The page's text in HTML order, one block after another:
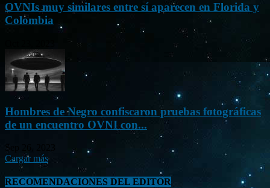
OVNIs muy similares entre sí aparecen en Florida y
Colombia
Hombres de Negro confiscaron pruebas fotográficas
de un encuentro OVNI con...
Sep 26, 2023
Cargar más
RECOMENDACIONES DEL EDITOR